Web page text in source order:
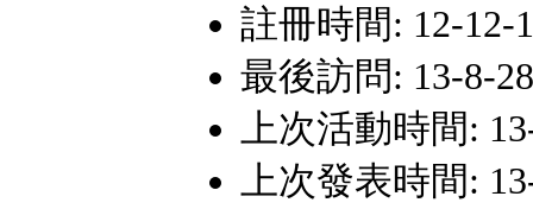
註冊時間: 12-12-
最後訪問: 13-8-
上次活動時間:
上次發表時間: